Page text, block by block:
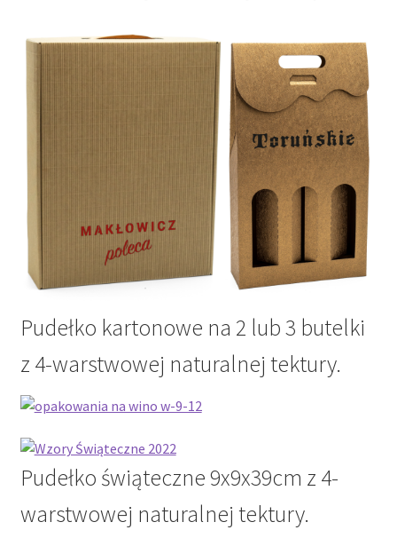
Pudełko kartonowe na 2 lub 3 butelki
z 4-warstwowej naturalnej tektury.
Pudełko świąteczne 9x9x39cm z 4-
warstwowej naturalnej tektury.